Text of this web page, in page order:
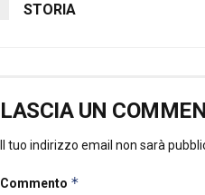
STORIA
LASCIA UN
Il tuo indirizzo email non sarà
Commento *